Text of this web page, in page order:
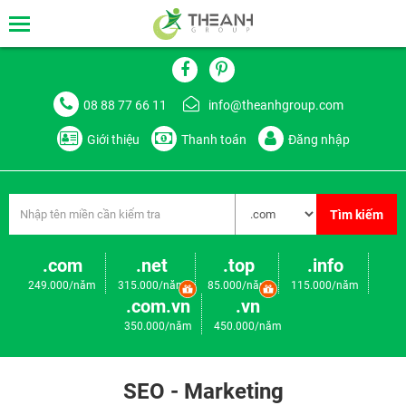
08 88 77 66 11 info@theanhgroup.com
Giới thiệu Thanh toán Đăng nhập
Tìm kiếm
.com
249.000/năm
.net
315.000/năm
.top
85.000/năm
.info
115.000/năm
.com.vn
350.000/năm
.vn
450.000/năm
SEO - Marketing